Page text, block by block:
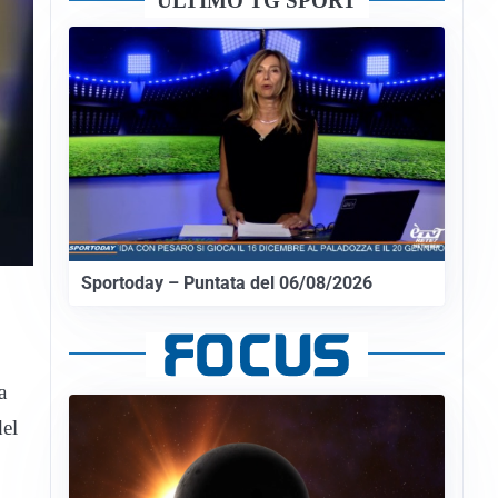
Sportoday – Puntata del 06/08/2026